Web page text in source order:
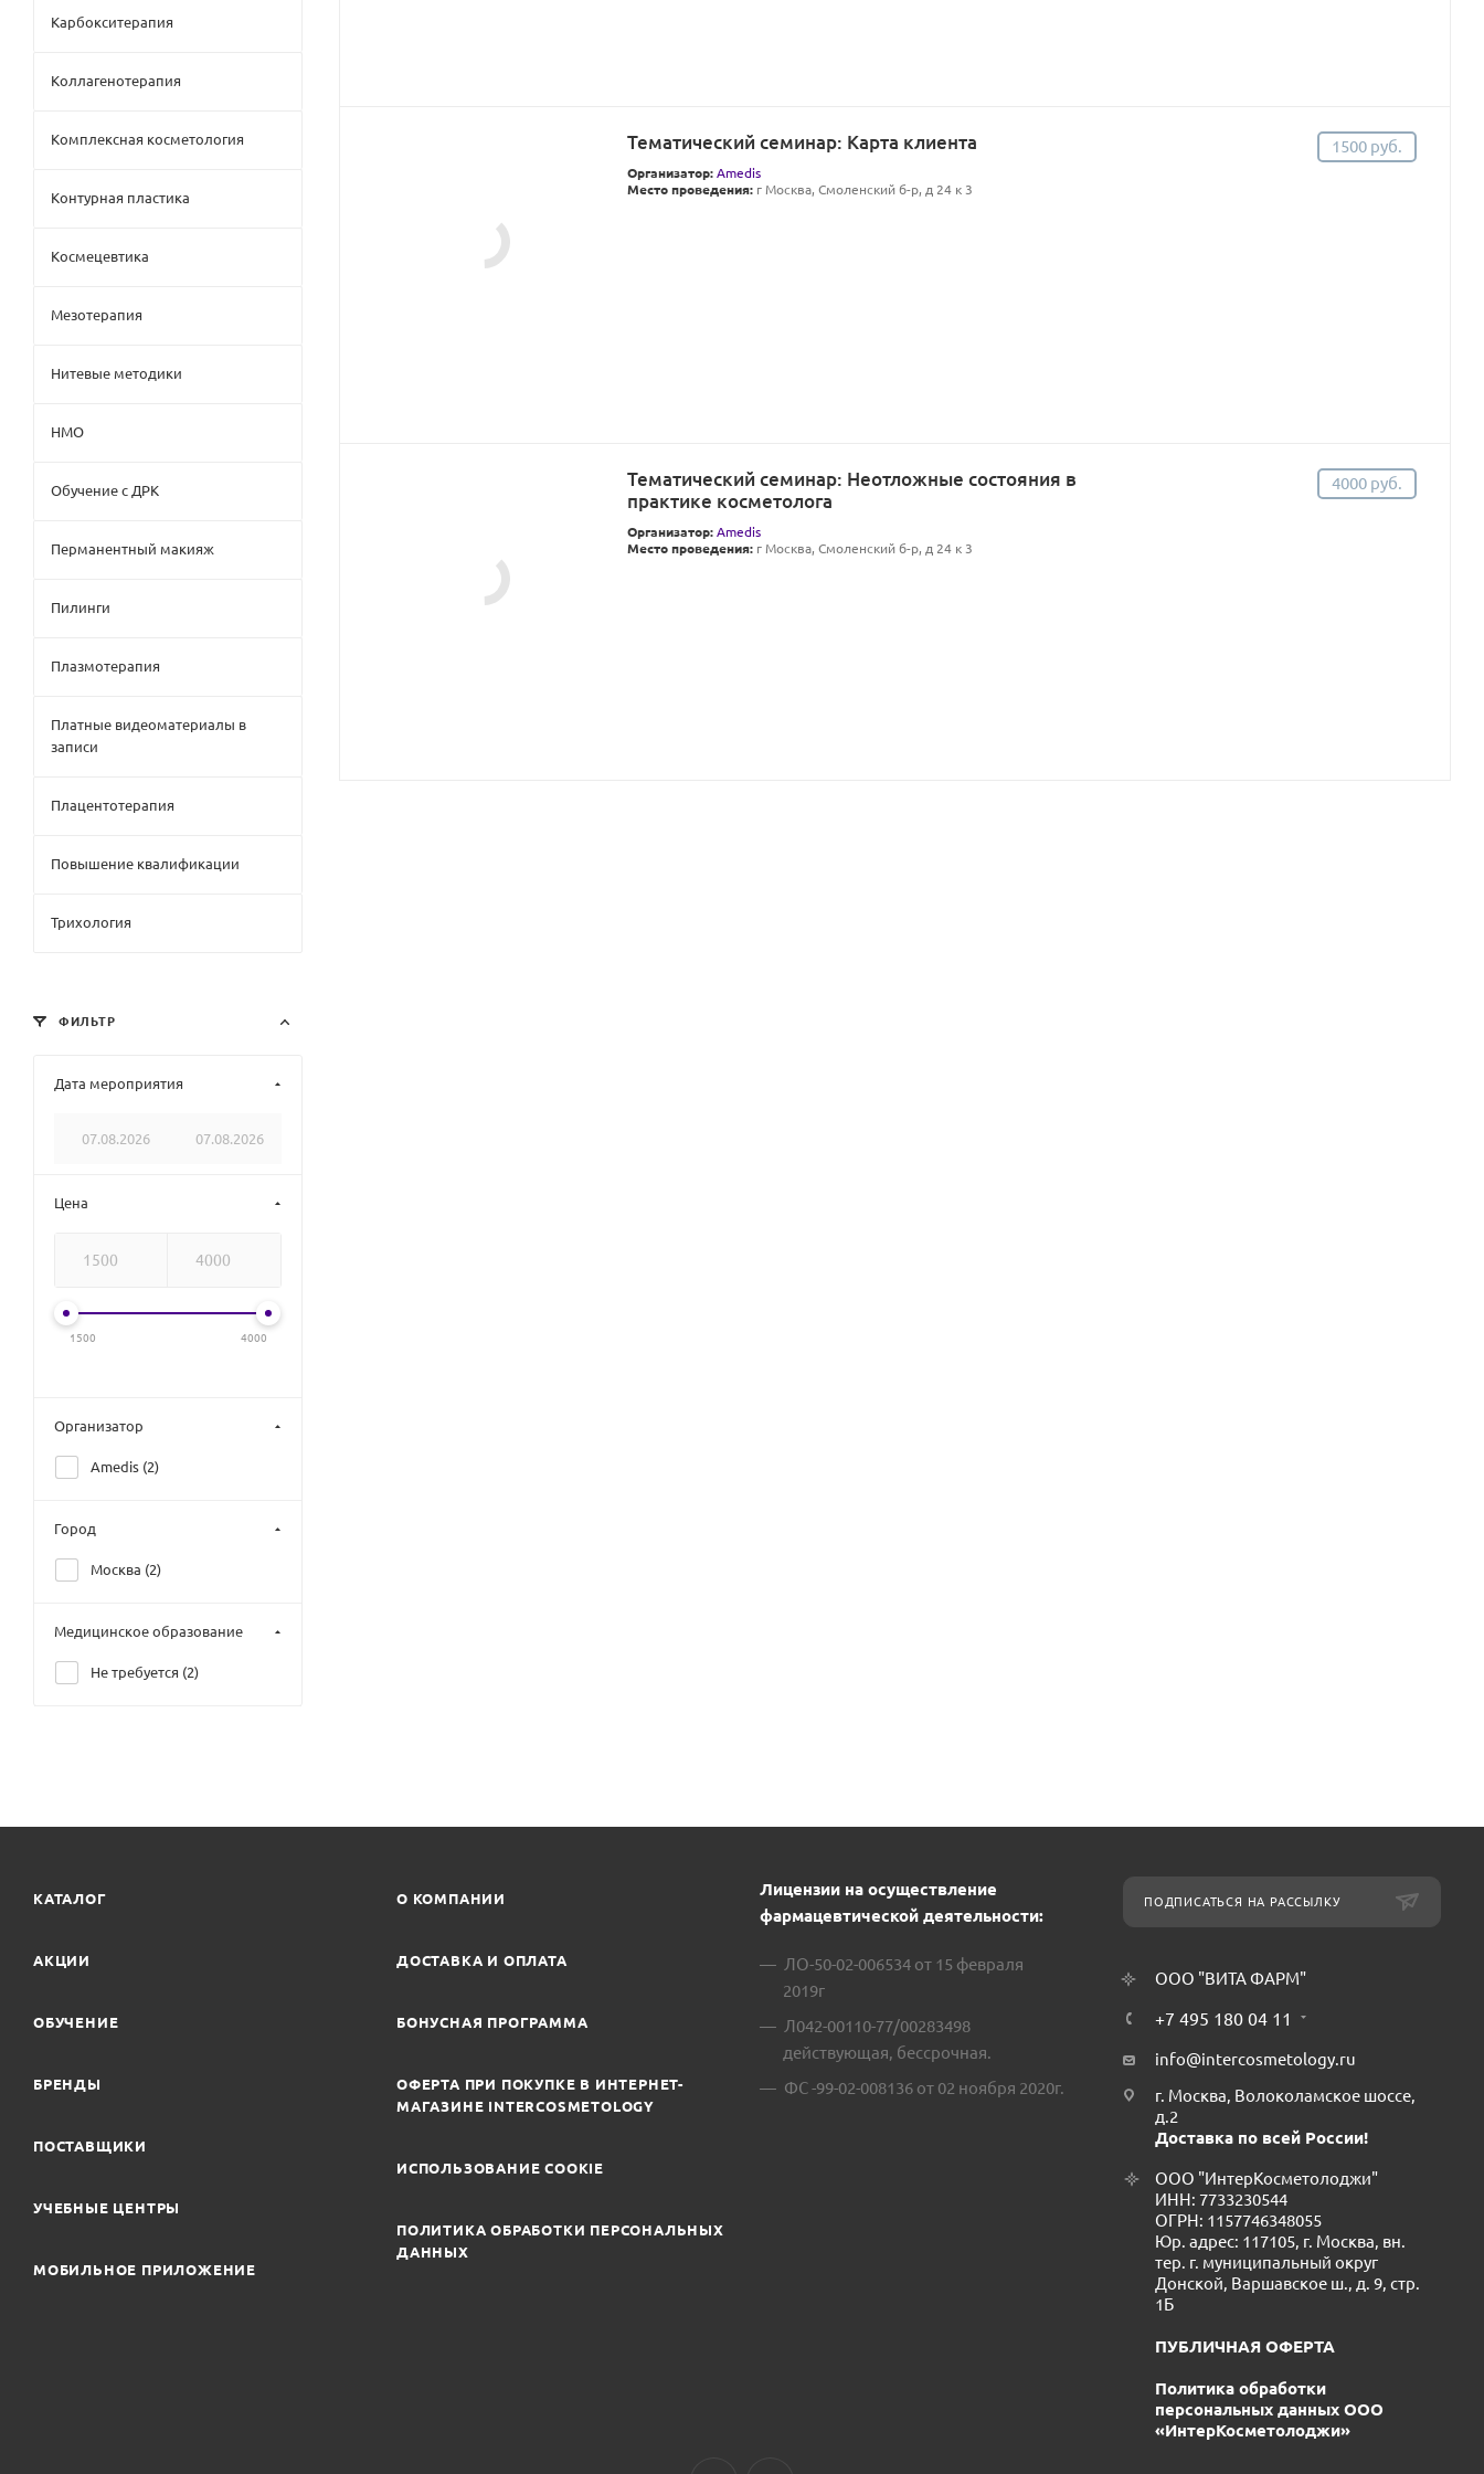
Тематический семинар: Карта клиента
Организатор: Amedis
Место проведения: г Москва, Смоленский б-р, д 24 к 3
1500 руб.
Тематический семинар: Неотложные состояния в
практике косметолога
Организатор: Amedis
Место проведения: г Москва, Смоленский б-р, д 24 к 3
4000 руб.
Карбокситерапия
Коллагенотерапия
Комплексная косметология
Контурная пластика
Космецевтика
Мезотерапия
Нитевые методики
НМО
Обучение с ДРК
Перманентный макияж
Пилинги
Плазмотерапия
Платные видеоматериалы в
записи
Плацентотерапия
Повышение квалификации
Трихология
ФИЛЬТР
Дата мероприятия
Цена
1500 4000
Организатор
Amedis (2)
Город
Москва (2)
Медицинское образование
Не требуется (2)
КАТАЛОГ
АКЦИИ
ОБУЧЕНИЕ
БРЕНДЫ
ПОСТАВЩИКИ
УЧЕБНЫЕ ЦЕНТРЫ
МОБИЛЬНОЕ ПРИЛОЖЕНИЕ
О КОМПАНИИ
ДОСТАВКА И ОПЛАТА
БОНУСНАЯ ПРОГРАММА
ОФЕРТА ПРИ ПОКУПКЕ В ИНТЕРНЕТ-
МАГАЗИНЕ INTERCOSMETOLOGY
ИСПОЛЬЗОВАНИЕ COOKIE
ПОЛИТИКА ОБРАБОТКИ ПЕРСОНАЛЬНЫХ
ДАННЫХ
Лицензии на осуществление
фармацевтической деятельности:
ЛО-50-02-006534 от 15 февраля
2019г
Л042-00110-77/00283498
действующая, бессрочная.
ФС -99-02-008136 от 02 ноября 2020г.
ПОДПИСАТЬСЯ НА РАССЫЛКУ
ООО "ВИТА ФАРМ"
+7 495 180 04 11
info@intercosmetology.ru
г. Москва, Волоколамское шоссе,
д.2
Доставка по всей России!
ООО "ИнтерКосметолоджи"
ИНН: 7733230544
ОГРН: 1157746348055
Юр. адрес: 117105, г. Москва, вн.
тер. г. муниципальный округ
Донской, Варшавское ш., д. 9, стр.
1Б
ПУБЛИЧНАЯ ОФЕРТА
Политика обработки
персональных данных ООО
«ИнтерКосметолоджи»